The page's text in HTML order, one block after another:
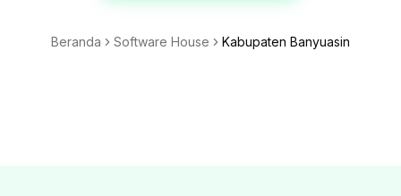
Beranda Software House Kabupaten Banyuasin